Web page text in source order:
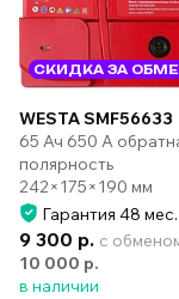
СКИДКА ЗА
WESTA SMF56633
65 Ач 650 А
полярность
242×175×190 мм
Гарантия 48 мес.
9 300 р. с
10 000 р.
в наличии